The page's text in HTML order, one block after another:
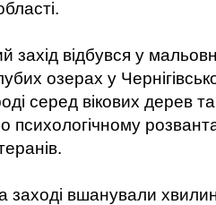
захід відбувся у
озерах у
серед вікових дерев
психологічному
заході вшанували